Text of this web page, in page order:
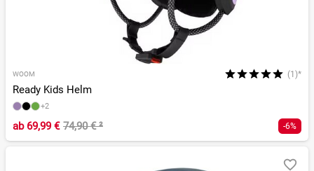
WOOM (1)*
Ready Kids Helm
+2
ab69,99 € 74,90 €² -6%